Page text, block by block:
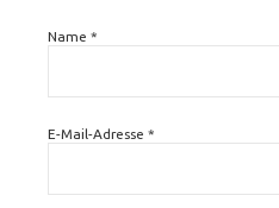
Name *
E-Mail-Adresse *